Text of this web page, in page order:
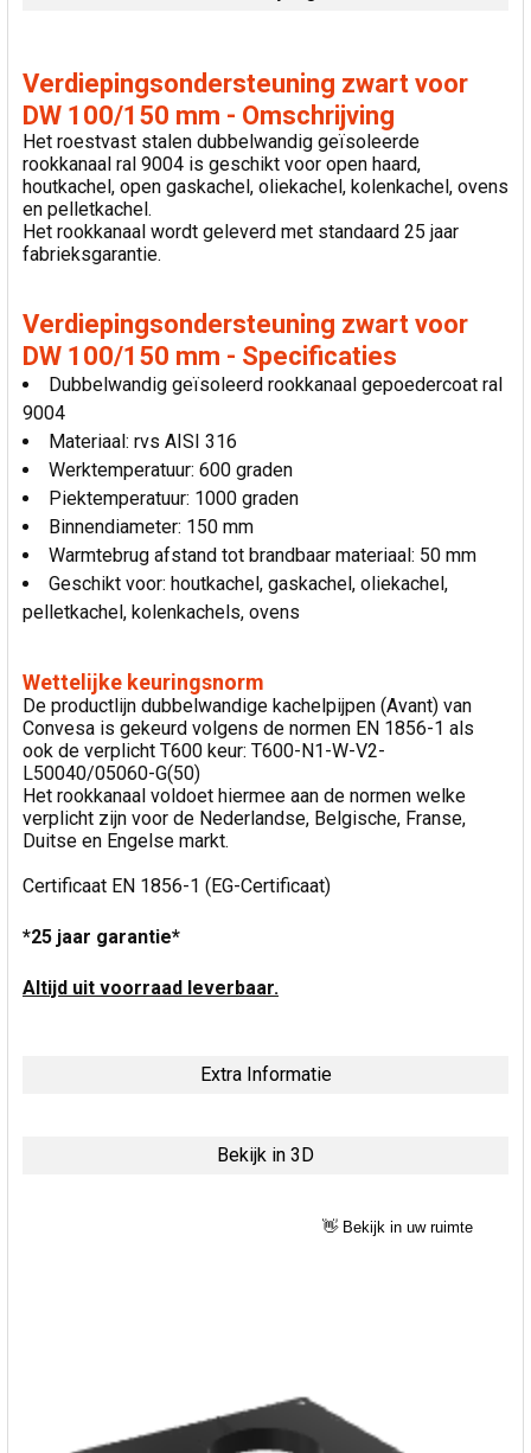
VOEG
GESELECTEERDE
TOE AAN
WINKELWAGEN
Verdiepingsondersteuning zwart voor
DW 100/150 mm - Omschrijving
Het roestvast stalen dubbelwandig geïsoleerde
rookkanaal ral 9004 is geschikt voor open haard,
houtkachel, open gaskachel, oliekachel, kolenkachel, ovens
en pelletkachel.
Het rookkanaal wordt geleverd met standaard 25 jaar
fabrieksgarantie.
Verdiepingsondersteuning zwart voor
DW 100/150 mm - Specificaties
Dubbelwandig geïsoleerd rookkanaal gepoedercoat ral
9004
Materiaal: rvs AISI 316
Werktemperatuur: 600 graden
Piektemperatuur: 1000 graden
Binnendiameter: 150 mm
Warmtebrug afstand tot brandbaar materiaal: 50 mm
Geschikt voor: houtkachel, gaskachel, oliekachel,
pelletkachel, kolenkachels, ovens
Wettelijke keuringsnorm
De productlijn dubbelwandige kachelpijpen (Avant) van
Convesa is gekeurd volgens de normen EN 1856-1 als
ook de verplicht T600 keur: T600-N1-W-V2-
L50040/05060-G(50)
Het rookkanaal voldoet hiermee aan de normen welke
verplicht zijn voor de Nederlandse, Belgische, Franse,
Duitse en Engelse markt.
Certificaat EN 1856-1 (EG-Certificaat)
*25 jaar garantie*
Altijd uit voorraad leverbaar.
Extra Informatie
Bekijk in 3D